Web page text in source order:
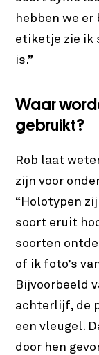
hebben we er
etiketje zie ik
is.”
Waar
gebruikt?
Rob laat
zijn voor
“Holotypen
soort eruit
soorten
of ik foto’s
Bijvoorbeeld
achterlijf, de
een vleugel.
door hen